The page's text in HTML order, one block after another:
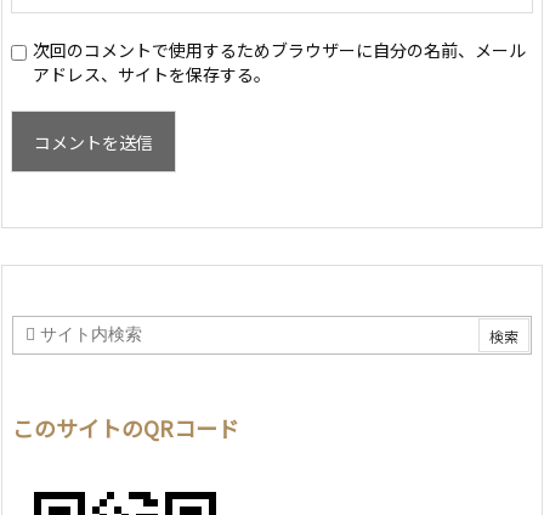
次回のコメントで使用するためブラウザーに自分の名前、メール
アドレス、サイトを保存する。
このサイトのQRコード